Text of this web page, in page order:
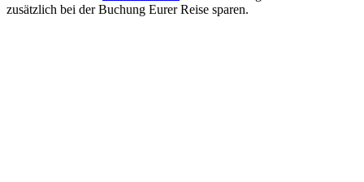
zusätzlich bei der Buchung Eurer Reise sparen.